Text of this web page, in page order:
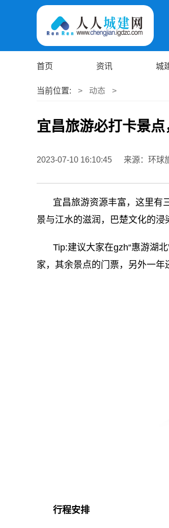
首页 资讯 城
当前位置: > 动态 >
宜昌旅游必打卡景
2023-07-10 16:10:45 来源：环球
宜昌旅游资源丰富，这里
景与江水的滋润，巴楚文化的浸
Tip:建议大家在gzh“惠游湖
家，其余景点的门票，另外一
行程安排